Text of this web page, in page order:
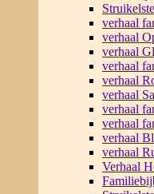
verhaal
verhaal
verhaal
verhaal
verhaal
verhaal
verhaal
verhaal
verhaal
verhaal
Verhaal